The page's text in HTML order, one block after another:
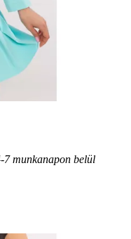
7 munkanapon belül